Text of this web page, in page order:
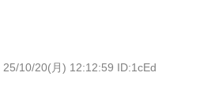
25/10/20(月) 12:12:59 ID:1cEd